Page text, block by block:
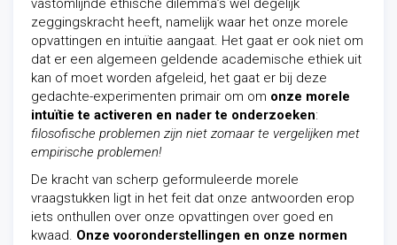
vastomlijnde ethische dilemma’s wel degelijk
zeggingskracht heeft, namelijk waar het onze morele
opvattingen en intuïtie aangaat. Het gaat er ook niet om
dat er een algemeen geldende academische ethiek uit
kan of moet worden afgeleid, het gaat er bij deze
gedachte-experimenten primair om om onze morele
intuïtie te activeren en nader te onderzoeken:
filosofische problemen zijn niet zomaar te vergelijken met
empirische problemen!
De kracht van scherp geformuleerde morele
vraagstukken ligt in het feit dat onze antwoorden erop
iets onthullen over onze opvattingen over goed en
kwaad. Onze vooronderstellingen en onze normen